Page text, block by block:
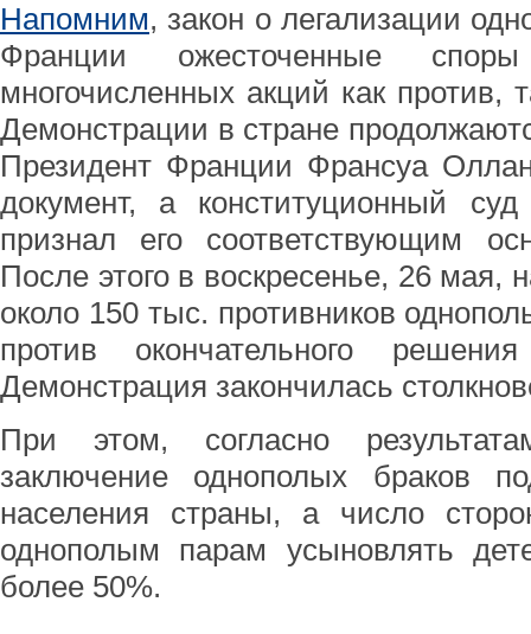
Напомним, закон о легализации
Франции ожесточенные
многочисленных акций как против,
Демонстрации в стране
Президент Франции Франсуа
документ, а конституционный
признал его соответствующим
После этого в воскресенье, 26
около 150 тыс. противников
против окончательного
Демонстрация закончилась
При этом, согласно
заключение однополых браков
населения страны, а число
однополым парам усыновлять
более 50%.